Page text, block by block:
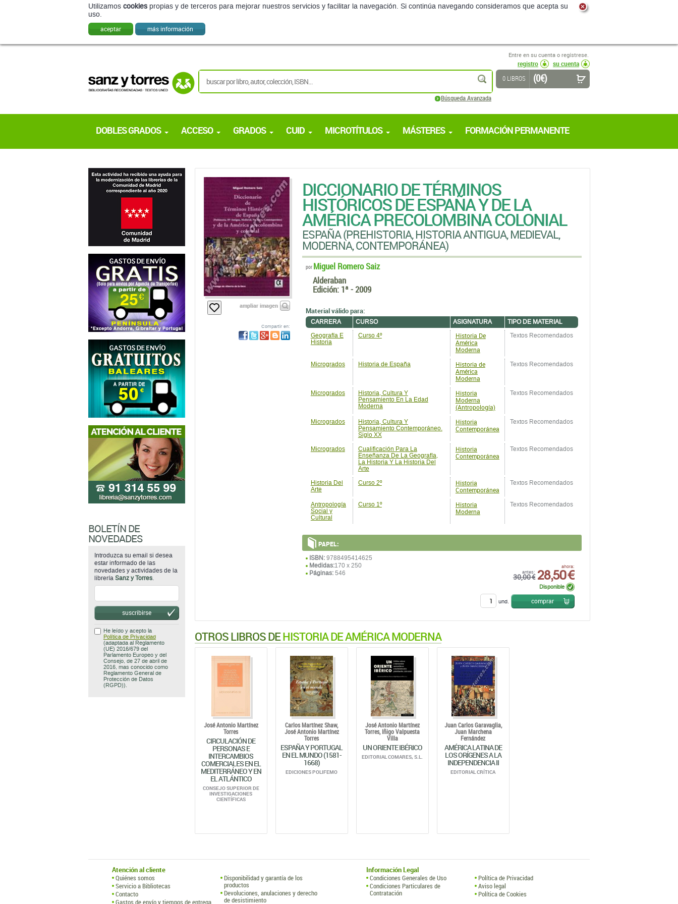
Utilizamos cookies propias y de terceros para mejorar nuestros servicios y facilitar la navegación. Si continúa navegando consideramos que acepta su
uso.
aceptar más información
Entre en su cuenta o regístrese.
registro
su cuenta
buscar
Búsqueda Avanzada
0 LIBROS (0 €)
DOBLES GRADOS ACCESO GRADOS CUID MICROTÍTULOS MÁSTERES FORMACIÓN PERMANENTE
DICCIONARIO DE TÉRMINOS
HISTÓRICOS DE ESPAÑA Y DE LA
AMÉRICA PRECOLOMBINA COLONIAL
ESPAÑA (PREHISTORIA, HISTORIA ANTIGUA, MEDIEVAL,
MODERNA, CONTEMPORÁNEA)
ampliar imagen
Compartir en:
por Miguel Romero Saiz
Alderaban
Edición: 1ª - 2009
Material válido para:
CARRERA CURSO ASIGNATURA
TIPO DE MATERIAL
Geografía E
Historia
Curso 4º
Historia De
América
Moderna
Textos Recomendados
Microgrados Historia de España
Historia de
América
Moderna
Textos Recomendados
Microgrados
Historia, Cultura Y
Pensamiento En La Edad
Moderna
Historia
Moderna
(Antropología)
Textos Recomendados
Microgrados
Historia, Cultura Y
Pensamiento Contemporáneo.
Siglo XX
Historia
Contemporánea
Textos Recomendados
Microgrados
Cualificación Para La
Enseñanza De La Geografía,
La Historia Y La Historia Del
Arte
Historia
Contemporánea
Textos Recomendados
Historia Del
Arte
Curso 2º
Historia
Contemporánea
Textos Recomendados
Antropología
Social y
Cultural
Curso 1º
Historia
Moderna
Textos Recomendados
PAPEL:
ISBN:9788495414625
Medidas:170 x 250
Páginas:546 antes:
30,00 €
ahora:
28,50 €
Disponible
und. comprar
OTROS LIBROS DEHISTORIA DE AMÉRICA MODERNA
José Antonio Martínez
Torres
CIRCULACIÓN DE
PERSONAS E
INTERCAMBIOS
COMERCIALES EN EL
MEDITERRÁNEO Y EN
EL ATLÁNTICO
CONSEJO SUPERIOR DE
INVESTIGACIONES
CIENTÍFICAS
Carlos Martínez Shaw,
José Antonio Martínez
Torres
ESPAÑA Y PORTUGAL
EN EL MUNDO (1581-
1668)
EDICIONES POLIFEMO
José Antonio Martínez
Torres, Iñigo Valpuesta
Villa
UN ORIENTE IBÉRICO
EDITORIAL COMARES, S.L.
Juan Carlos Garavaglia,
Juan Marchena
Fernández
AMÉRICA LATINA DE
LOS ORÍGENES A LA
INDEPENDENCIA II
EDITORIAL CRÍTICA
BOLETÍN DE
NOVEDADES
Introduzca su email si desea
estar informado de las
novedades y actividades de la
librería Sanz y Torres.
suscribirse
He leído y acepto la
Política de Privacidad
(adaptada al Reglamento
(UE) 2016/679 del
Parlamento Europeo y del
Consejo, de 27 de abril de
2016, mas conocido como
Reglamento General de
Protección de Datos
(RGPD)).
Atención al cliente
Quiénes somos
Servicio a Bibliotecas
Contacto
Gastos de envío y tiempos de entrega
Disponibilidad y garantía de los
productos
Devoluciones, anulaciones y derecho
de desistimiento
Información Legal
Condiciones Generales de Uso
Condiciones Particulares de
Contratación
Política de Privacidad
Aviso legal
Política de Cookies